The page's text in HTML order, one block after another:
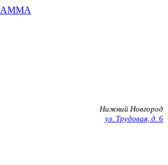
Нижний Новгород
ул. Трудовая, д. 6